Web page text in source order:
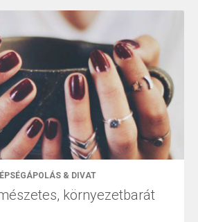
& DIVAT
környezetbarát